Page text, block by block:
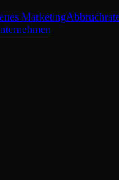
Marketing